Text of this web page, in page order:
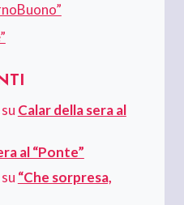
Calar della sera al
al “Ponte”
“Che sorpresa,